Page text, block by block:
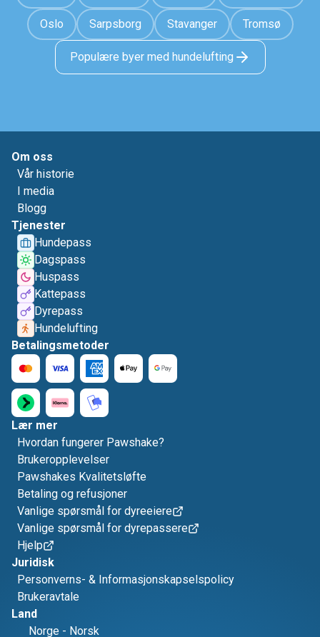
Oslo Sarpsborg Stavanger Tromsø
Populære byer med hundelufting
Om oss
Vår historie
I media
Blogg
Tjenester
Hundepass
Dagspass
Huspass
Kattepass
Dyrepass
Hundelufting
Betalingsmetoder
Lær mer
Hvordan fungerer Pawshake?
Brukeropplevelser
Pawshakes Kvalitetsløfte
Betaling og refusjoner
Vanlige spørsmål for dyreeiere
Vanlige spørsmål for dyrepassere
Hjelp
Juridisk
Personverns- & Informasjonskapselspolicy
Brukeravtale
Land
Norge - Norsk